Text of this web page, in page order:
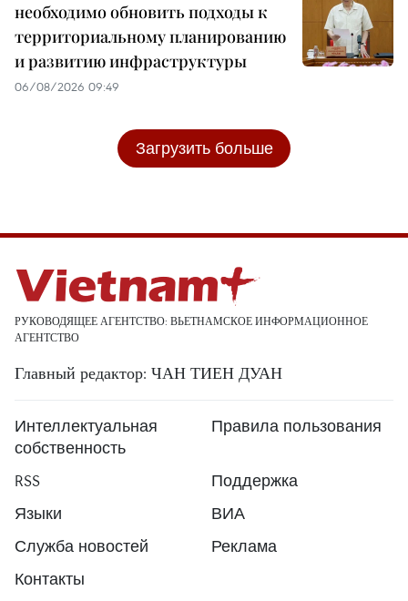
необходимо обновить подходы к
территориальному планированию
и развитию инфраструктуры
06/08/2026 09:49
Загрузить больше
РУКОВОДЯЩЕЕ АГЕНТСТВО: ВЬЕТНАМСКОЕ ИНФОРМАЦИОННОЕ
АГЕНТСТВО
Главный редактор: ЧАН ТИЕН ДУАН
Интеллектуальная
собственность
Правила пользования
RSS
Поддержка
Языки
ВИА
Служба новостей
Реклама
Контакты